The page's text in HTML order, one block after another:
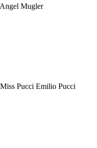
Angel Mugler
Miss Pucci Emilio Pucci